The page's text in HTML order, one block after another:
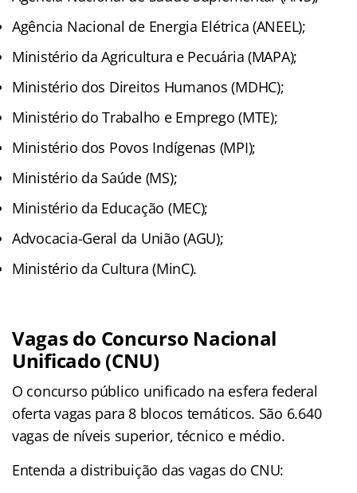
Agência Nacional de Energia Elétrica (ANEEL);
Ministério da Agricultura e Pecuária (MAPA);
Ministério dos Direitos Humanos (MDHC);
Ministério do Trabalho e Emprego (MTE);
Ministério dos Povos Indígenas (MPI);
Ministério da Saúde (MS);
Ministério da Educação (MEC);
Advocacia-Geral da União (AGU);
Ministério da Cultura (MinC).
Vagas do Concurso Nacional
Unificado (CNU)
O concurso público unificado na esfera federal
oferta vagas para 8 blocos temáticos. São 6.640
vagas de níveis superior, técnico e médio.
Entenda a distribuição das vagas do CNU: